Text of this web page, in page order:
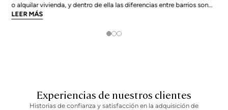
o alquilar vivienda, y dentro de ella las diferencias entre barrios son
enormes. El precio medio de la ciudad se sitúa en torno a los 5.269
LEER MÁS
Experiencias de nuestros clientes
Historias de confianza y satisfacción en la adquisición de